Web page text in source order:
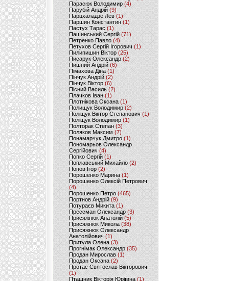
Парасюк Володимир(4)
Парубій Андрій (9)
Парцхаладзе Лев (1)
Паршин Константин(1)
Пастух Тарас (1)
Пашинський Сергій (71)
Петренко Павло (4)
Петухов Сергій Ігорович (1)
Пилипишин Віктор(25)
Писарук Олександр(2)
Пишний Андрій (6)
Пімахова Діна(1)
Пінчук Андрій(2)
Пінчук Віктор (6)
Пісний Василь (2)
Плачков Іван(1)
Плотнікова Оксана (1)
Полищук Володимир(2)
Поліщук Віктор Степанович(1)
Поліщук Володимир (1)
Полторак Степан(3)
Поляков Максим (7)
Понамарчук Дмитро (1)
Пономарьов Олександр
Сергійович(4)
Попко Сергій (1)
Поплавський Михайло (2)
Попов Ігор(2)
Порошенко Марина (1)
Порошенко Олексій Петрович
(4)
Порошенко Петро (465)
Портнов Андрій (9)
Потураєв Микита(1)
Прессман Олександр(3)
Присяжнюк Анатолій (5)
Присяжнюк Микола (38)
Присяжнюк Олександр
Анатолійович (1)
Притула Олена (3)
Прогнімак Олександр(35)
Продан Мирослав(1)
Продан Оксана (2)
Протас Святослав Вікторович
(1)
Пташник Вікторія Юріївна (1)